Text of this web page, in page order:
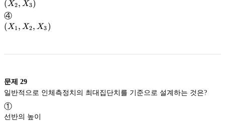
\right
)
\left (
X_{2},
X_{3}
\right
(X2, X3)
④
\left (
X_{3}
)
(X1 , X2, X3 )
문제 29
일반적으로 인체측정치의 최대집단치를 기준으로 설계하는 것은?
①
선반의 높이